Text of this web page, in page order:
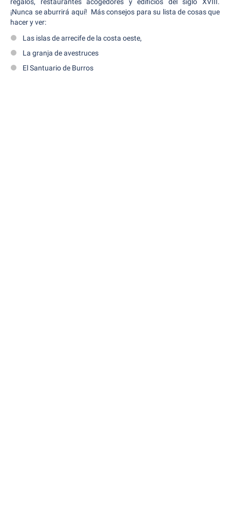
¡Nunca se aburrirá aquí! Más consejos para su lista de cosas que
hacer y ver:
Las islas de arrecife de la costa oeste,
La granja de avestruces
El Santuario de Burros